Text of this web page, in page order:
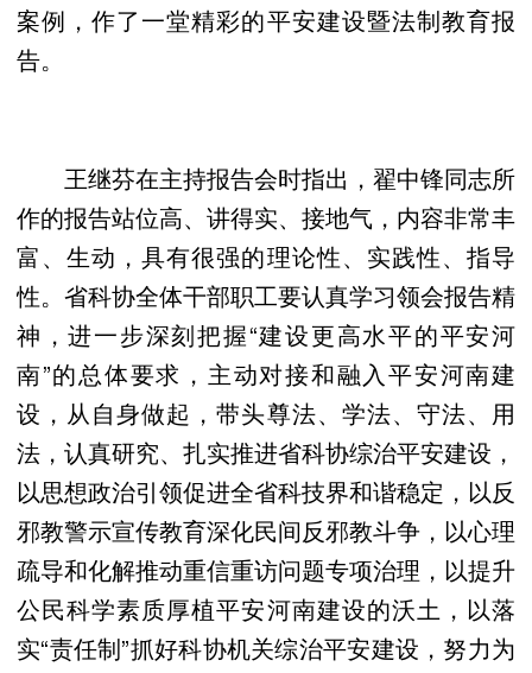
案例，作了一堂精彩的平安建设暨法制教育报
告。
王继芬在主持报告会时指出，翟中锋同志所
作的报告站位高、讲得实、接地气，内容非常丰
富、生动，具有很强的理论性、实践性、指导
性。省科协全体干部职工要认真学习领会报告精
神，进一步深刻把握“建设更高水平的平安河
南”的总体要求，主动对接和融入平安河南建
设，从自身做起，带头尊法、学法、守法、用
法，认真研究、扎实推进省科协综治平安建设，
以思想政治引领促进全省科技界和谐稳定，以反
邪教警示宣传教育深化民间反邪教斗争，以心理
疏导和化解推动重信重访问题专项治理，以提升
公民科学素质厚植平安河南建设的沃土，以落
实“责任制”抓好科协机关综治平安建设，努力为